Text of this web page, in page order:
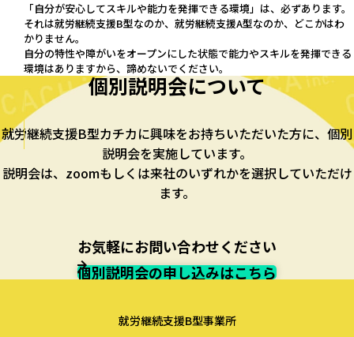
「自分が安心してスキルや能力を発揮できる環境」は、必ずあります。
それは就労継続支援B型なのか、就労継続支援A型なのか、どこかはわ
かりません。
自分の特性や障がいをオープンにした状態で能力やスキルを発揮できる
環境はありますから、諦めないでください。
個別説明会について
就労継続支援B型カチカに興味をお持ちいただいた方に、個別
説明会を実施しています。
説明会は、zoomもしくは来社のいずれかを選択していただけ
ます。
お気軽にお問い合わせください
個別説明会の申し込みはこちら
就労継続支援B型事業所